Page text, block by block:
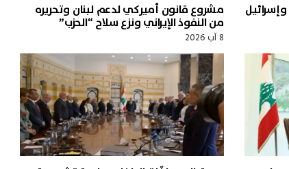
مشروع قانون أميركي لدعم لبنان وتحريره
من النفوذ الإيراني ونزع سلاح “الحزب”
8 آب 2026